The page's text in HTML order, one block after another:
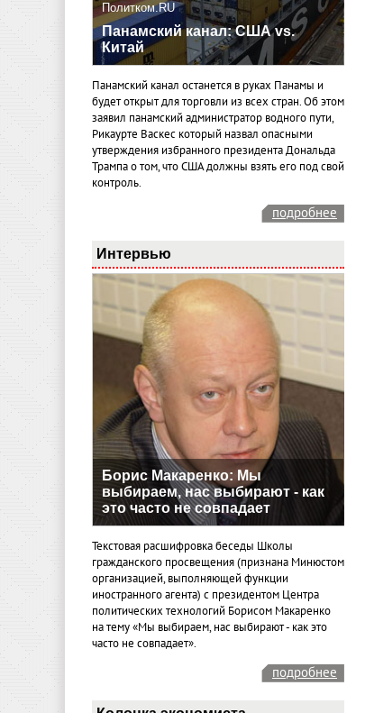
Политком.RU
Панамский канал: США vs.
Китай
Панамский канал останется в руках Панамы и
будет открыт для торговли из всех стран. Об этом
заявил панамский администратор водного пути,
Рикаурте Васкес который назвал опасными
утверждения избранного президента Дональда
Трампа о том, что США должны взять его под свой
контроль.
подробнее
Интервью
Борис Макаренко: Мы
выбираем, нас выбирают - как
это часто не совпадает
Текстовая расшифровка беседы Школы
гражданского просвещения (признана Минюстом
организацией, выполняющей функции
иностранного агента) с президентом Центра
политических технологий Борисом Макаренко
на тему «Мы выбираем, нас выбирают - как это
часто не совпадает».
подробнее